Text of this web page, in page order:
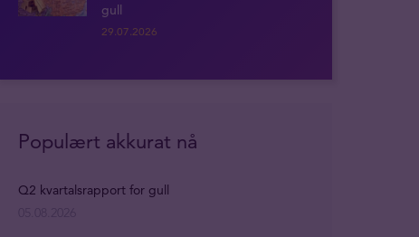
gull
29.07.2026
Populært akkurat nå
Q2 kvartalsrapport for gull